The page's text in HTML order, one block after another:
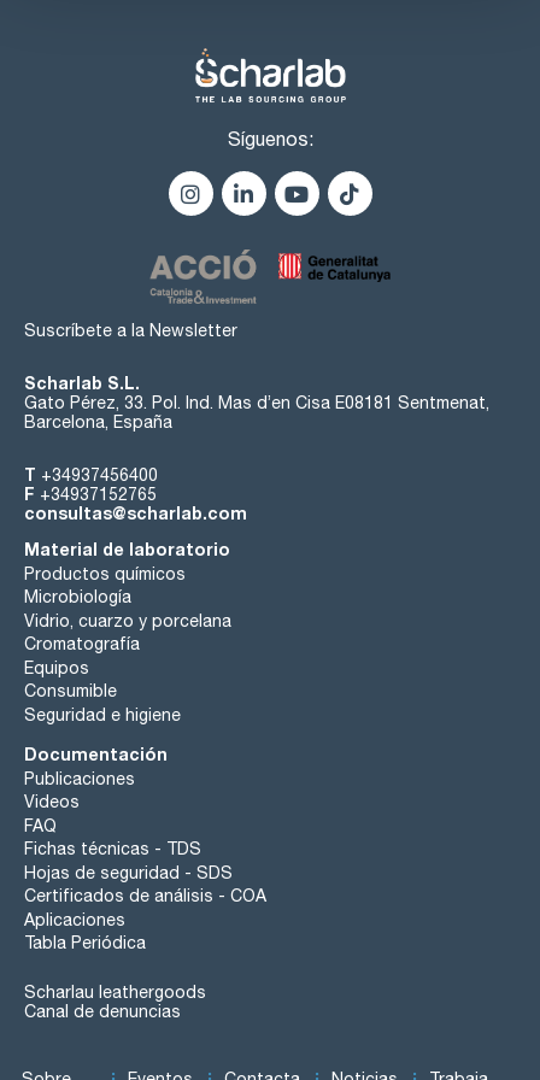
Síguenos:
Suscríbete a la Newsletter
Scharlab S.L.
Gato Pérez, 33. Pol. Ind. Mas d’en Cisa E08181 Sentmenat,
Barcelona, España
T +34937456400
F +34937152765
consultas@scharlab.com
Material de laboratorio
Productos químicos
Microbiología
Vidrio, cuarzo y porcelana
Cromatografía
Equipos
Consumible
Seguridad e higiene
Documentación
Publicaciones
Videos
FAQ
Fichas técnicas - TDS
Hojas de seguridad - SDS
Certificados de análisis - COA
Aplicaciones
Tabla Periódica
Scharlau leathergoods
Canal de denuncias